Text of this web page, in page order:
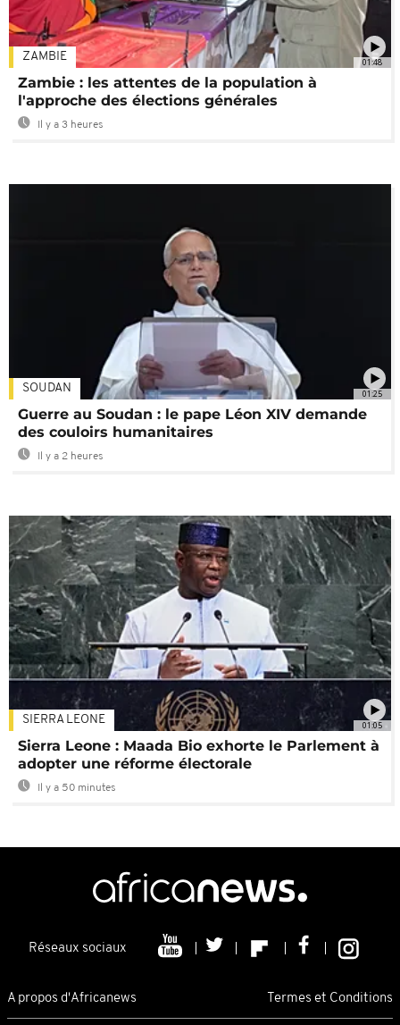
01:48
ZAMBIE
Zambie : les attentes de la population à
l'approche des élections générales
Il y a 3 heures
01:25
SOUDAN
Guerre au Soudan : le pape Léon XIV demande
des couloirs humanitaires
Il y a 2 heures
01:05
SIERRA LEONE
Sierra Leone : Maada Bio exhorte le Parlement à
adopter une réforme électorale
Il y a 50 minutes
Réseaux sociaux
A propos d'Africanews Termes et Conditions